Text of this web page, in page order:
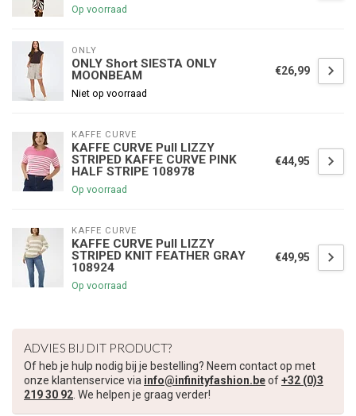
Op voorraad
ONLY
ONLY Short SIESTA ONLY
MOONBEAM
Niet op voorraad
€26,99
KAFFE CURVE
KAFFE CURVE Pull LIZZY
STRIPED KAFFE CURVE PINK
HALF STRIPE 108978
Op voorraad
€44,95
KAFFE CURVE
KAFFE CURVE Pull LIZZY
STRIPED KNIT FEATHER GRAY
108924
Op voorraad
€49,95
ADVIES BIJ DIT PRODUCT?
Of heb je hulp nodig bij je bestelling? Neem contact op met
onze klantenservice via info@infinityfashion.beof+32 (0)3
219 30 92. We helpen je graag verder!
€5,00 korting op je volgende bestelling
over onze nieuwe collectie, en ontvang
volgende aankoop! 😀
Inschrijven